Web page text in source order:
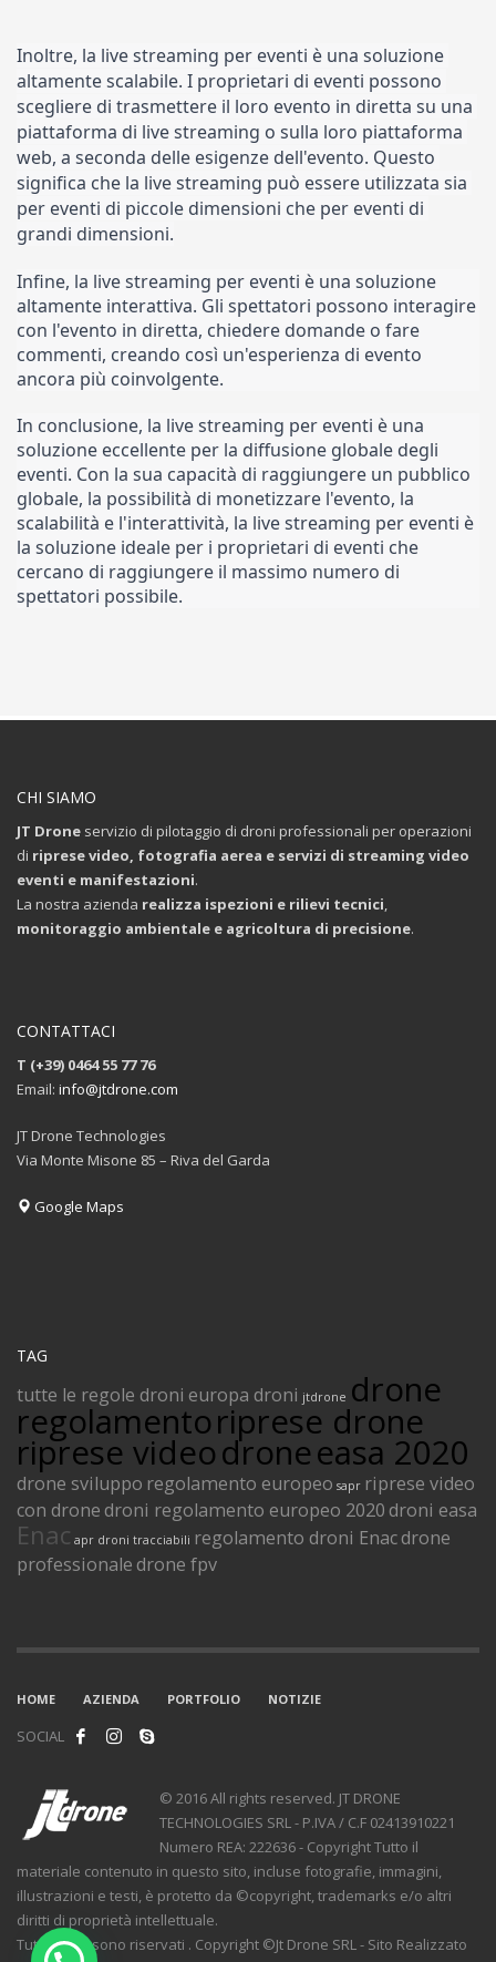
Inoltre, la live streaming per eventi è una soluzione
altamente scalabile. I proprietari di eventi possono
scegliere di trasmettere il loro evento in diretta su una
piattaforma di live streaming o sulla loro piattaforma
web, a seconda delle esigenze dell'evento. Questo
significa che la live streaming può essere utilizzata sia
per eventi di piccole dimensioni che per eventi di
grandi dimensioni.
Infine, la live streaming per eventi è una soluzione
altamente interattiva. Gli spettatori possono interagire
con l'evento in diretta, chiedere domande o fare
commenti, creando così un'esperienza di evento
ancora più coinvolgente.
In conclusione, la live streaming per eventi è una
soluzione eccellente per la diffusione globale degli
eventi. Con la sua capacità di raggiungere un pubblico
globale, la possibilità di monetizzare l'evento, la
scalabilità e l'interattività, la live streaming per eventi è
la soluzione ideale per i proprietari di eventi che
cercano di raggiungere il massimo numero di
spettatori possibile.
CHI SIAMO
JT Drone servizio di pilotaggio di droni professionali per operazioni
di riprese video, fotografia aerea e servizi di streaming video
eventi e manifestazioni.
La nostra azienda realizza ispezioni e rilievi tecnici,
monitoraggio ambientale e agricoltura di precisione.
CONTATTACI
T (+39) 0464 55 77 76
Email: info@jtdrone.com
JT Drone Technologies
Via Monte Misone 85 – Riva del Garda
Google Maps
TAG
tutte le regole droni europa droni jtdrone drone
regolamentoriprese drone
riprese videodroneeasa 2020
drone sviluppo regolamento europeo sapr riprese video
con dronedroni regolamento europeo 2020droni easa
Enac apr droni tracciabili regolamento droni Enacdrone
professionaledrone fpv
HOME AZIENDA PORTFOLIO NOTIZIE
SOCIAL
© 2016 All rights reserved. JT DRONE
TECHNOLOGIES SRL - P.IVA / C.F 02413910221
Numero REA: 222636 - Copyright Tutto il
materiale contenuto in questo sito, incluse fotografie, immagini,
illustrazioni e testi, è protetto da ©copyright, trademarks e/o altri
diritti di proprietà intellettuale.
Tutti i diritti sono riservati . Copyright ©Jt Drone SRL - Sito Realizzato